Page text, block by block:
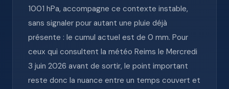
1001 hPa, accompagne ce contexte instable,
sans signaler pour autant une pluie déjà
présente : le cumul actuel est de 0 mm. Pour
ceux qui consultent la météo Reims le Mercredi
3 juin 2026 avant de sortir, le point important
reste donc la nuance entre un temps couvert et